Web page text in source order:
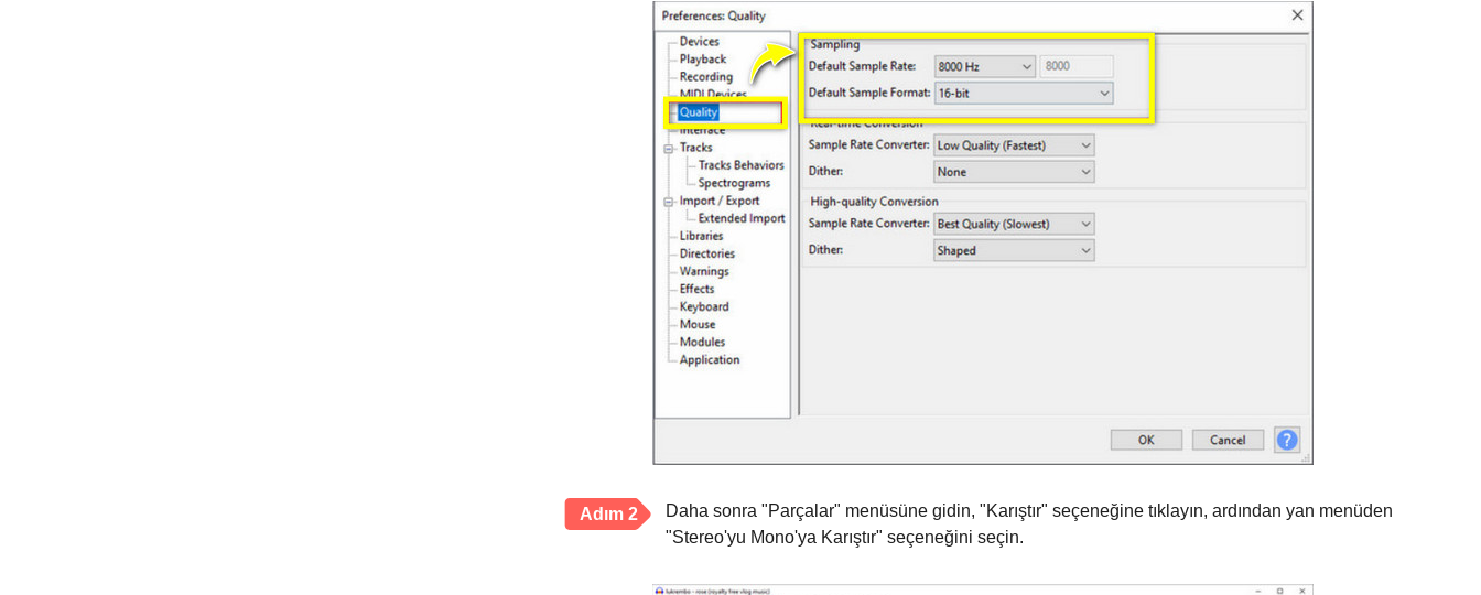
Adım 2
Daha sonra "Parçalar" menüsüne gidin, "Karıştır" seçeneğine tıklayın, ardından yan menüden
"Stereo'yu Mono'ya Karıştır" seçeneğini seçin.